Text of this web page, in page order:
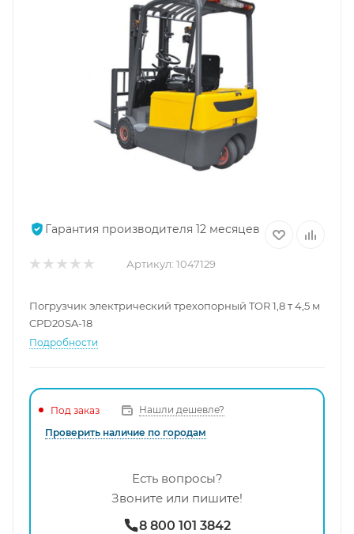
Гарантия производителя 12 месяцев
Артикул: 1047129
Погрузчик электрический трехопорный TOR 1,8 т 4,5 м
CPD20SA-18
Подробности
Под заказ
Нашли дешевле?
Проверить наличие по городам
Есть вопросы?
Звоните или пишите!
8 800 101 3842